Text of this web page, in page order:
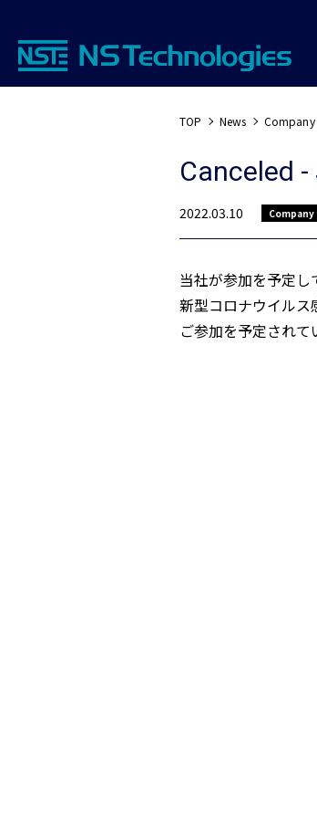
TOP News Company
Canceled
2022.03.10 Company
当社が参加を予定
新型コロナウイルス
ご参加を予定されて